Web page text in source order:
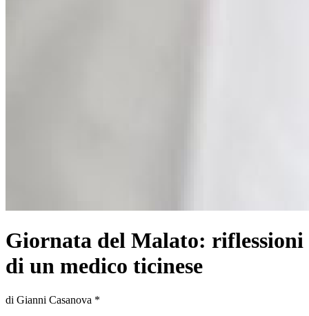
Giornata del Malato: riflessioni
di un medico ticinese
di Gianni Casanova *